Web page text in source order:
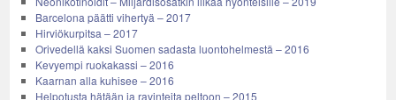
Barcelona päätti vihertyä – 2017
Hirviökurpitsa – 2017
Orivedellä kaksi Suomen sadasta luontohelmestä – 2016
Kevyempi ruokakassi – 2016
Kaarnan alla kuhisee – 2016
Helpotusta hätään ja ravinteita peltoon – 2015